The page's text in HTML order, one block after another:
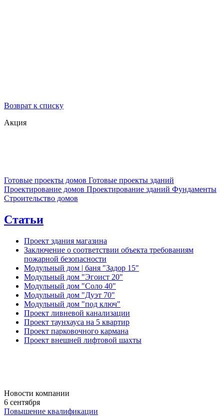
Возврат к списку
Акция
Готовые проекты домов Готовые проекты зданий
Проектирование домов Проектирование зданий Фундаменты
Строительство домов
Статьи
Проект здания магазина
Заключение о соответствии объекта требованиям
пожарной безопасности
Модульный дом | баня "Задор 15"
Модульный дом "Эгоист 20"
Модульный дом "Соло 40"
Модульный дом "Дуэт 70"
Модульный дом "под ключ"
Проект ливневой канализации
Проект таунхауса на 5 квартир
Проект парковочного кармана
Проект внешней лифтовой шахты
Новости компании
6 сентября
Повышение квалификации